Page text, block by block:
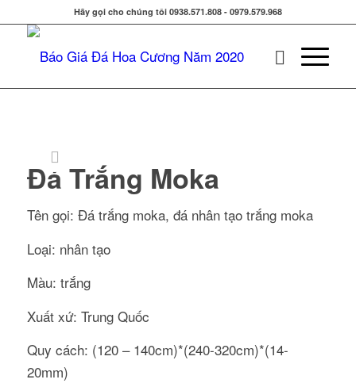
Hãy gọi cho chúng tôi 0938.571.808 - 0979.579.968
Đá Trắng Moka
Tên gọi: Đá trắng moka, đá nhân tạo trắng moka
Loại: nhân tạo
Màu: trắng
Xuất xứ: Trung Quốc
Quy cách: (120 – 140cm)*(240-320cm)*(14-
20mm)